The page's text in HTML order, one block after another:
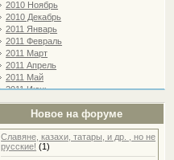
2010 Ноябрь
2010 Декабрь
2011 Январь
2011 Февраль
2011 Март
2011 Апрель
2011 Май
2011 Июнь
2011 Июль
2011 Август
2011 Сентябрь
2011 Октябрь
2011 Ноябрь
Новое на форуме
Славяне, казахи, татары, и др. , но не
русские! (1)